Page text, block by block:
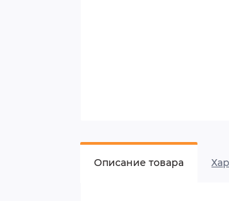
Описание товара